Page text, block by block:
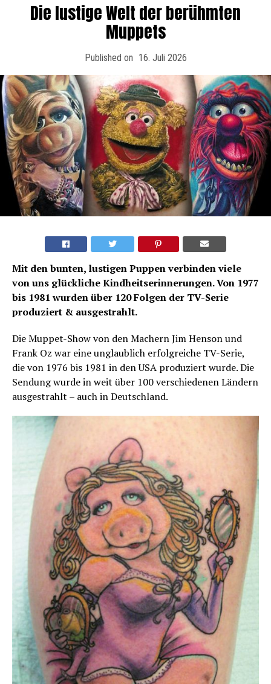
Die lustige Welt der berühmten
Muppets
Published on 16. Juli 2026
Mit den bunten, lustigen Puppen verbinden viele
von uns glückliche Kindheitserinnerungen. Von 1977
bis 1981 wurden über 120 Folgen der TV-Serie
produziert & ausgestrahlt.
Die Muppet-Show von den Machern Jim Henson und
Frank Oz war eine unglaublich erfolgreiche TV-Serie,
die von 1976 bis 1981 in den USA produziert wurde. Die
Sendung wurde in weit über 100 verschiedenen Ländern
ausgestrahlt – auch in Deutschland.